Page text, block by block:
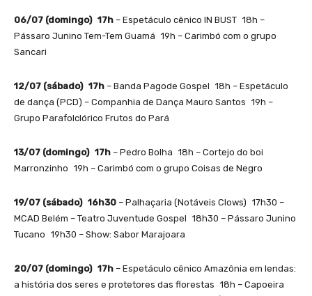
06/07 (domingo) 17h – Espetáculo cênico IN BUST 18h –
Pássaro Junino Tem-Tem Guamá 19h – Carimbó com o grupo
Sancari
12/07 (sábado) 17h – Banda Pagode Gospel 18h – Espetáculo
de dança (PCD) – Companhia de Dança Mauro Santos 19h –
Grupo Parafolclórico Frutos do Pará
13/07 (domingo) 17h – Pedro Bolha 18h – Cortejo do boi
Marronzinho 19h – Carimbó com o grupo Coisas de Negro
19/07 (sábado) 16h30 – Palhaçaria (Notáveis Clows) 17h30 –
MCAD Belém – Teatro Juventude Gospel 18h30 – Pássaro Junino
Tucano 19h30 – Show: Sabor Marajoara
20/07 (domingo) 17h – Espetáculo cênico Amazônia em lendas:
a história dos seres e protetores das florestas 18h – Capoeira